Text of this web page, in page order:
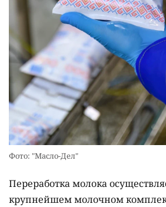
Фото: "Масло-Дел"
Переработка молока
крупнейшем молочном